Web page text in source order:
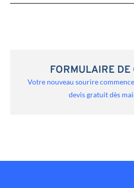
FORMULAIRE DE
Votre nouveau sourire
devis gratuit dès